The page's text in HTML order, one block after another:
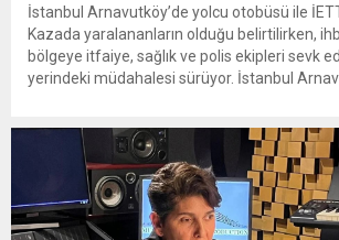
İstanbul Arnavutköy’de yolcu otobüsü ile
Kazada yaralananların olduğu belirtilirken,
bölgeye itfaiye, sağlık ve polis ekipleri sevk
yerindeki müdahalesi sürüyor. İstanbul
ekipleri sevk edildi. Ekiplerin...